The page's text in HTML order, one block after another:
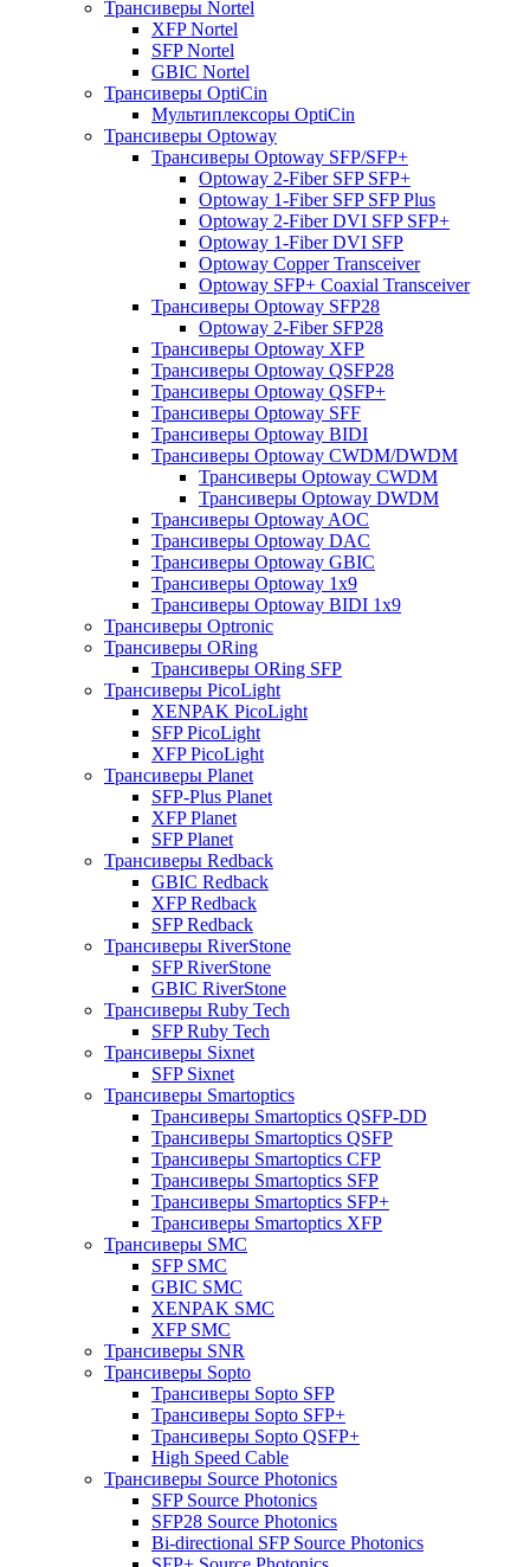
Трансиверы Nortel
XFP Nortel
SFP Nortel
GBIC Nortel
Трансиверы OptiCin
Мультиплексоры OptiCin
Трансиверы Optoway
Трансиверы Optoway SFP/SFP+
Optoway 2-Fiber SFP SFP+
Optoway 1-Fiber SFP SFP Plus
Optoway 2-Fiber DVI SFP SFP+
Optoway 1-Fiber DVI SFP
Optoway Copper Transceiver
Optoway SFP+ Coaxial Transceiver
Трансиверы Optoway SFP28
Optoway 2-Fiber SFP28
Трансиверы Optoway XFP
Трансиверы Optoway QSFP28
Трансиверы Optoway QSFP+
Трансиверы Optoway SFF
Трансиверы Optoway BIDI
Трансиверы Optoway CWDM/DWDM
Трансиверы Optoway CWDM
Трансиверы Optoway DWDM
Трансиверы Optoway AOC
Трансиверы Optoway DAC
Трансиверы Optoway GBIC
Трансиверы Optoway 1х9
Трансиверы Optoway BIDI 1x9
Трансиверы Optronic
Трансиверы ORing
Трансиверы ORing SFP
Трансиверы PicoLight
XENPAK PicoLight
SFP PicoLight
XFP PicoLight
Трансиверы Planet
SFP-Plus Planet
XFP Planet
SFP Planet
Трансиверы Redback
GBIC Redback
XFP Redback
SFP Redback
Трансиверы RiverStone
SFP RiverStone
GBIC RiverStone
Трансиверы Ruby Tech
SFP Ruby Tech
Трансиверы Sixnet
SFP Sixnet
Трансиверы Smartoptics
Трансиверы Smartoptics QSFP-DD
Трансиверы Smartoptics QSFP
Трансиверы Smartoptics CFP
Трансиверы Smartoptics SFP
Трансиверы Smartoptics SFP+
Трансиверы Smartoptics XFP
Трансиверы SMC
SFP SMC
GBIC SMC
XENPAK SMC
XFP SMC
Трансиверы SNR
Трансиверы Sopto
Трансиверы Sopto SFP
Трансиверы Sopto SFP+
Трансиверы Sopto QSFP+
High Speed Cable
Трансиверы Source Photonics
SFP Source Photonics
SFP28 Source Photonics
Bi-directional SFP Source Photonics